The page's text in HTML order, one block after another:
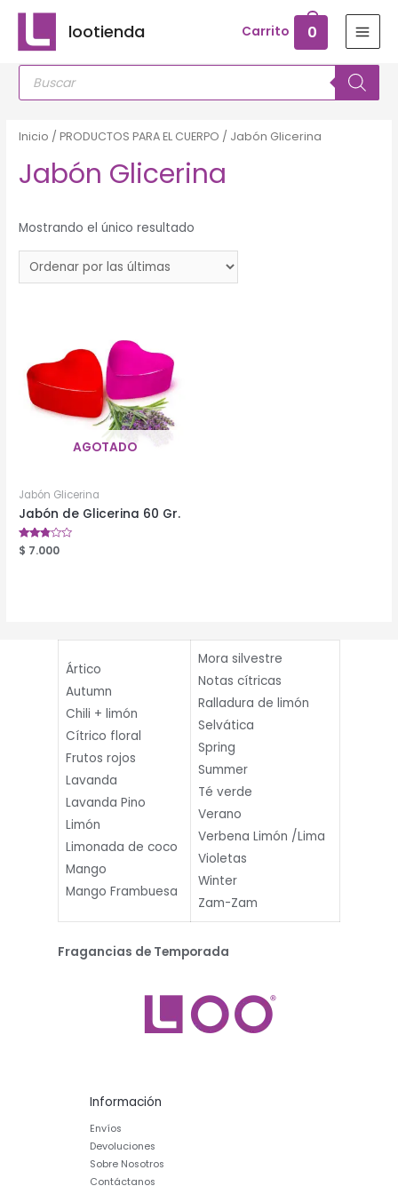
contenido
lootienda Carrito 0
Búsqueda
Inicio /PRODUCTOS PARA EL CUERPO / Jabón Glicerina
Jabón Glicerina
Mostrando el único resultado
AGOTADO
Jabón Glicerina
Jabón de Glicerina 60 Gr.
Valorado
en
$ 7.000
Ártico
Autumn
Chili + limón
Cítrico floral
Frutos rojos
Lavanda
Lavanda Pino
Limón
Limonada de coco
Mango
Mango Frambuesa
Mora silvestre
Notas cítricas
Ralladura de limón
Selvática
Spring
Summer
Té verde
Verano
Verbena Limón /Lima
Violetas
Winter
Zam-Zam
Fragancias de Temporada
Información
Envíos
Devoluciones
Sobre Nosotros
Contáctanos